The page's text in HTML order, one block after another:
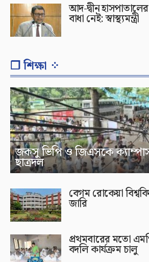
আদ-দ্বীন
বাধা নেই: স্বাস্থ্যমন্ত্রী
❐ শিক্ষা ⁘
জকসু ভিপি ও জিএসকে
ছাত্রদল
বেগম রোকেয়া
জারি
প্রথমবারের মতো
বদলি কার্যক্রম চালু